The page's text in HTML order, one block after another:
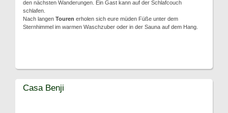
den nächsten Wanderungen. Ein Gast kann auf der Schlafcouch
schlafen.
Nach langen Touren erholen sich eure müden Füße unter dem
Sternhimmel im warmen Waschzuber oder in der Sauna auf dem Hang.
Casa Benji